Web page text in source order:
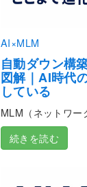
AI×MLM
自動ダウン構
図解｜AI時代
している
MLM（ネットワー
続きを読む